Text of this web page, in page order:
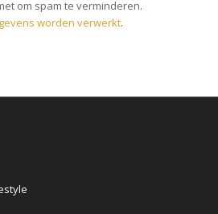
om spam te verminderen.
worden verwerkt.